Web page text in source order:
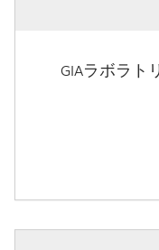
GIAラボラト